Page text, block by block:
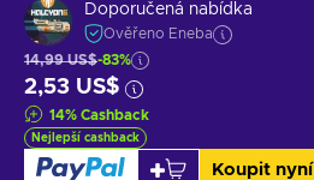
Doporučená nabídka
Ověřeno Eneba
14,99 US$-83%
2,53 US$
14% Cashback
Nejlepší cashback
Koupit nyní